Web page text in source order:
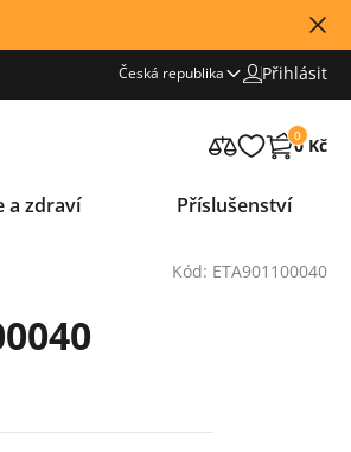
Česká republika Přihlásit
0
0 Kč
a zdraví Příslušenství
Kód: ETA901100040